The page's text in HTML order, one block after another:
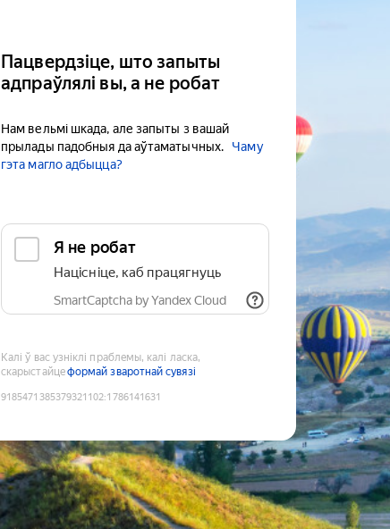
Пацвердзіце, што запыты
адпраўлялі вы, а не робат
Нам вельмі шкада, але запыты з вашай
прылады падобныя да аўтаматычных.
Чаму
гэта магло адбыцца?
Я не робат
Націсніце, каб працягнуць
SmartCaptcha by Yandex Cloud
Калі ў вас узніклі праблемы, калі ласка,
скарыстайцеформай зваротнай сувязі
9185471385379321102:1786141631